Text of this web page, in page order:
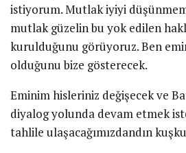
istiyorum. Mutlak iyiyi
mutlak güzelin bu yok edilen
kurulduğunu görüyoruz. Ben
olduğunu bize gösterecek.
Eminim hisleriniz değişecek ve
diyalog yolunda devam etmek
tahlile ulaşacağımızdandın